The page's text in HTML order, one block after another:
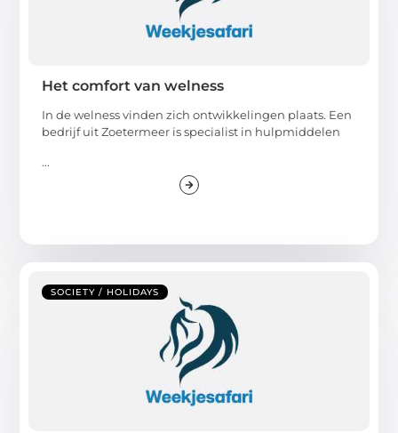
Het comfort van welness
In de welness vinden zich ontwikkelingen plaats. Een
bedrijf uit Zoetermeer is specialist in hulpmiddelen
...
SOCIETY / HOLIDAYS